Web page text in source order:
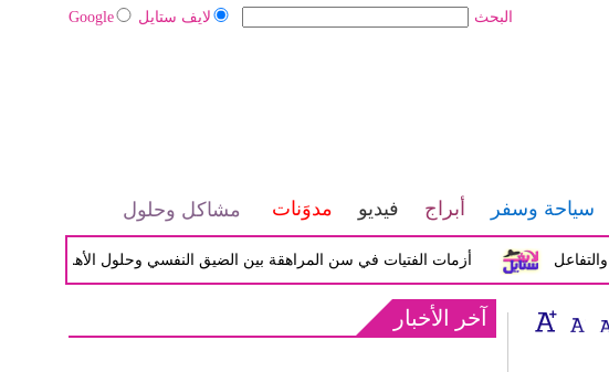
لايف ستايل Google البحث
سياحة وسفر أبراج فيديو مدوَنات مشاكل وحلول
أزمات الفتيات في سن المراهقة بين الضيق النفسي وحلول الأهل الحكيمة
آخر الأخبار